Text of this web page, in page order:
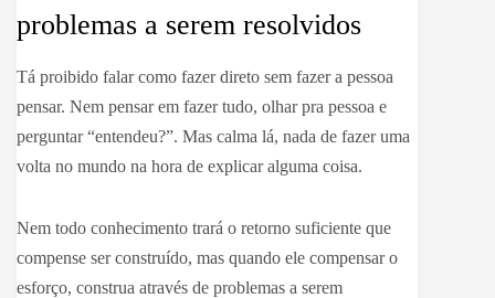
problemas a serem resolvidos
Tá proibido falar como fazer direto sem fazer a pessoa
pensar. Nem pensar em fazer tudo, olhar pra pessoa e
perguntar “entendeu?”. Mas calma lá, nada de fazer uma
volta no mundo na hora de explicar alguma coisa.
Nem todo conhecimento trará o retorno suficiente que
compense ser construído, mas quando ele compensar o
esforço, construa através de problemas a serem